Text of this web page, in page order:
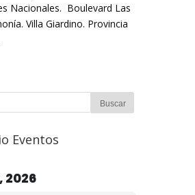
Nacionales. Boulevard Las
Villa Giardino. Provincia
Eventos
2026